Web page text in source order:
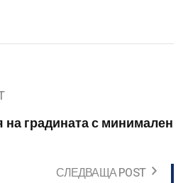
градината с минимален
СЛЕДВАЩА POST